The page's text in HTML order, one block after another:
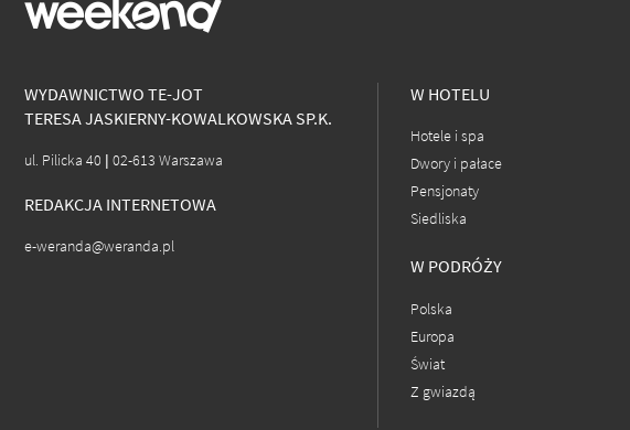
WYDAWNICTWO TE-JOT
TERESA JASKIERNY-KOWALKOWSKA SP.K.
ul. Pilicka 40 | 02-613 Warszawa
REDAKCJA INTERNETOWA
e-weranda@weranda.pl
W HOTELU
Hotele i spa
Dwory i pałace
Pensjonaty
Siedliska
W PODRÓŻY
Polska
Europa
Świat
Z gwiazdą